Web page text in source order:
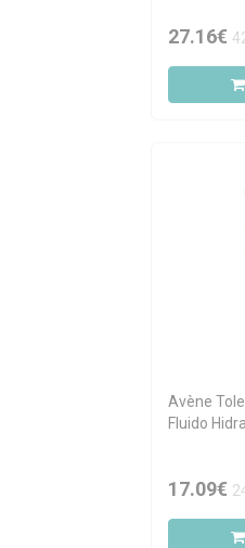
27.16€
Avène
Fluido
17.09€